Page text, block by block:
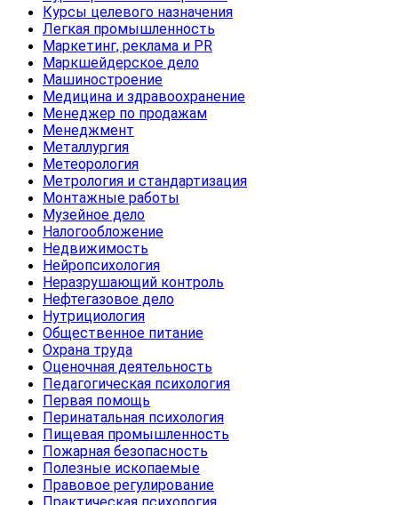
Курсы целевого назначения
Легкая промышленность
Маркетинг, реклама и PR
Маркшейдерское дело
Машиностроение
Медицина и здравоохранение
Менеджер по продажам
Менеджмент
Металлургия
Метеорология
Метрология и стандартизация
Монтажные работы
Музейное дело
Налогообложение
Недвижимость
Нейропсихология
Неразрушающий контроль
Нефтегазовое дело
Нутрициология
Общественное питание
Охрана труда
Оценочная деятельность
Педагогическая психология
Первая помощь
Перинатальная психология
Пищевая промышленность
Пожарная безопасность
Полезные ископаемые
Правовое регулирование